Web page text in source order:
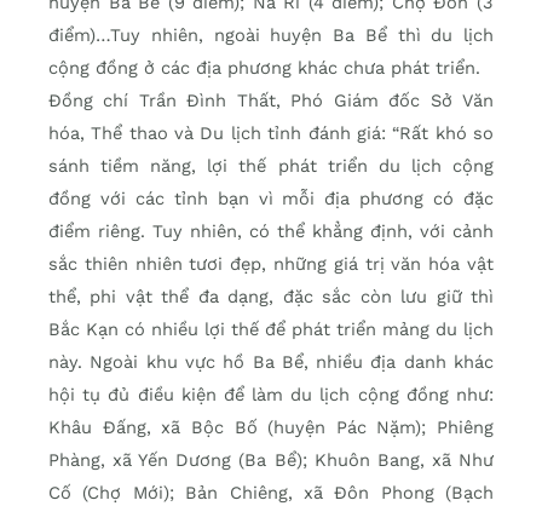
điểm)…Tuy nhiên, ngoài huyện Ba Bể thì du lịch
cộng đồng ở các địa phương khác chưa phát triển.
Đồng chí Trần Đình Thất, Phó Giám đốc Sở Văn
hóa, Thể thao và Du lịch tỉnh đánh giá: “Rất khó so
sánh tiềm năng, lợi thế phát triển du lịch cộng
đồng với các tỉnh bạn vì mỗi địa phương có đặc
điểm riêng. Tuy nhiên, có thể khẳng định, với cảnh
sắc thiên nhiên tươi đẹp, những giá trị văn hóa vật
thể, phi vật thể đa dạng, đặc sắc còn lưu giữ thì
Bắc Kạn có nhiều lợi thế để phát triển mảng du lịch
này. Ngoài khu vực hồ Ba Bể, nhiều địa danh khác
hội tụ đủ điều kiện để làm du lịch cộng đồng như:
Khâu Đấng, xã Bộc Bố (huyện Pác Nặm); Phiêng
Phàng, xã Yến Dương (Ba Bể); Khuôn Bang, xã Như
Cố (Chợ Mới); Bản Chiêng, xã Đôn Phong (Bạch